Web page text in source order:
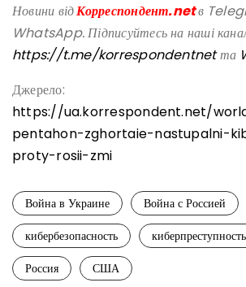
Новини відКорреспондент.netв
WhatsApp. Підписуйтесь на наші
https://t.me/korrespondentnetта
Джерело:
https://ua.korrespondent.net/
pentahon-zghortaie-nastupalni-
proty-rosii-zmi
Война в Украине
Война с Россией
кибербезопасность
киберпреступность
Россия
США